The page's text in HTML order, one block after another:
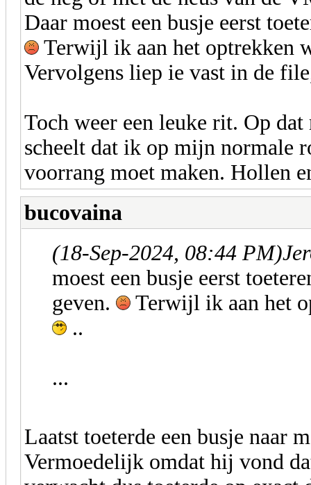
Daar moest een busje eerst
Terwijl ik aan het optrekken
Vervolgens liep ie vast in de
Toch weer een leuke rit. Op
scheelt dat ik op mijn normale
voorrang moet maken. Hollen
bucovaina
(18-Sep-2024, 08:44 PM)
moest een busje eerst
geven.
Terwijl ik aan het
..
...
Laatst toeterde een busje naar
Vermoedelijk omdat hij vond